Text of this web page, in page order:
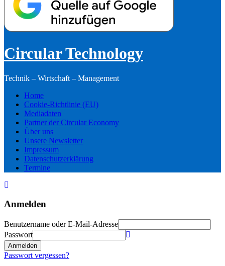
Circular Technology
Technik – Wirtschaft – Management
Home
Cookie-Richtlinie (EU)
Mediadaten
Partner der Circular Economy
Über uns
Unsere Newsletter
Impressum
Datenschutzerklärung
Termine
Anmelden
Benutzername oder E-Mail-Adresse
Passwort
Anmelden
Passwort vergessen?